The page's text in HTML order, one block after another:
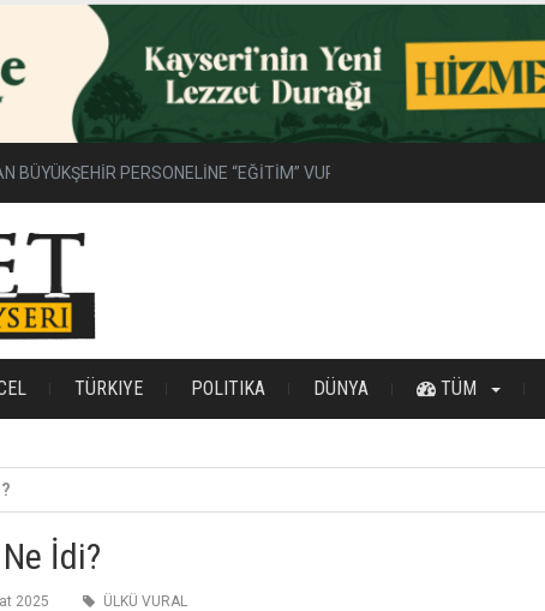
BÜYÜKŞEHİR PERSONELİNE “EĞİTİM” VURGUSU
TÜRKIYE POLITIKA DÜNYA TÜM
İdi?
2025 ÜLKÜ VURAL